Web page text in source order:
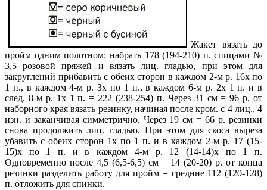
Жакет вязать до
пройм одним полотном: набрать 178 (194-210) п. спицами №
3,5 розовой пряжей и вязать лиц. гладью, при этом для
закруглений прибавить с обеих сторон в каждом 2-м р. 16х по
1 п., в каждом 4-м р. Зх по 1 п., в каждом 6-м р. 2х 1 п. и в
след. 8-м p. 1х 1 п. = 222 (238-254) п. Через 31 см = 96 р. от
наборного края вязать резинку, начиная после кром. с 4 лиц., 4
изн. и заканчивая симметрично. Через 19 см = 66 р. резинки
снова продолжить лиц. гладью. При этом для скоса выреза
убавить с обеих сторон 1х по 1 п. и в каждом 2-м р. 17 (15-
15)х по 1 п. и в каждом 4-м р. 12 (14-14)х по 1 п.
Одновременно после 4,5 (6,5-6,5) см = 14(20-20) р. от конца
резинки разделить работу для пройм = средние 112 (120-128)
п. отложить для спинки.